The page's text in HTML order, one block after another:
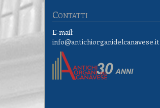
Contatti
E-mail:
info@antichiorganidelcanavese.it